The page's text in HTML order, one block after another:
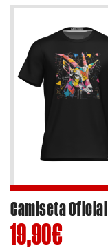
19,90€